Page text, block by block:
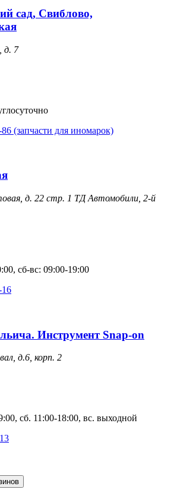
сад, Свиблово,
д. 7
(запчасти для иномарок)
д. 22 стр. 1 ТД Автомобили, 2-й
сб-вс: 09:00-19:00
16
Инструмент Snap-on
д.6, корп. 2
сб. 11:00-18:00, вс. выходной